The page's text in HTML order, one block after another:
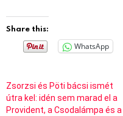
Share this:
WhatsApp
Zsorzsi és Pöti bácsi ismét
útra kel: idén sem marad el a
Provident, a Csodalámpa és a